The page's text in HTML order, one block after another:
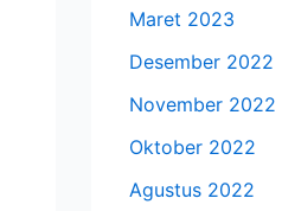
Maret 2023
Desember 2022
November 2022
Oktober 2022
Agustus 2022